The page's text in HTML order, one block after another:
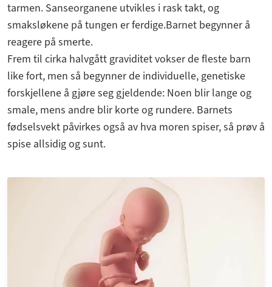
tarmen. Sanseorganene utvikles i rask takt, og
smaksløkene på tungen er ferdige.Barnet begynner å
reagere på smerte.
Frem til cirka halvgått graviditet vokser de fleste barn
like fort, men så begynner de individuelle, genetiske
forskjellene å gjøre seg gjeldende: Noen blir lange og
smale, mens andre blir korte og rundere. Barnets
fødselsvekt påvirkes også av hva moren spiser, så prøv å
spise allsidig og sunt.